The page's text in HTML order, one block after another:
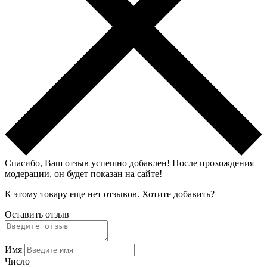
Спасибо, Ваш отзыв успешно добавлен! После прохождения
модерации, он будет показан на сайте!
К этому товару еще нет отзывов. Хотите добавить?
Оставить отзыв
Имя
Число